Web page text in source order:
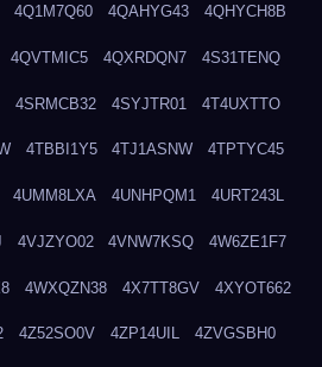
4Q1M7Q60 4QAHYG43 4QHYCH8B
4QVTMIC5 4QXRDQN7 4S31TENQ
4SRMCB32 4SYJTR01 4T4UXTTO
4TBBI1Y5 4TJ1ASNW 4TPTYC45
4UMM8LXA 4UNHPQM1 4URT243L
4VJZYO02 4VNW7KSQ 4W6ZE1F7
4WXQZN38 4X7TT8GV 4XYOT662
4Z52SO0V 4ZP14UIL 4ZVGSBH0